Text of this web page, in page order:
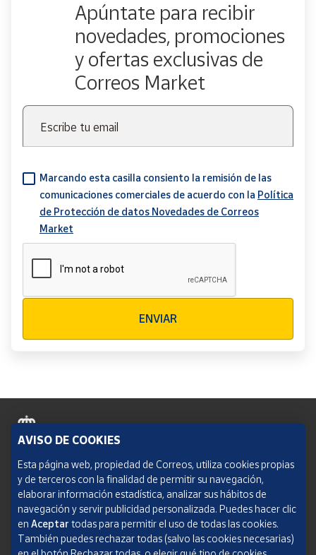
Apúntate para recibir
novedades, promociones
y ofertas exclusivas de
Correos Market
Escribe tu email
Marcando esta casilla consiento la remisión de las
comunicaciones comerciales de acuerdo con la Política
de Protección de datos Novedades de Correos
Market
ENVIAR
Política de cookies
Aviso legal
Condiciones del servicio
Política de Privacidad Web
AVISO DE COOKIES
Esta página web, propiedad de Correos, utiliza cookies propias
y de terceros con la finalidad de permitir su navegación,
elaborar información estadística, analizar sus hábitos de
navegación y servir publicidad personalizada. Puedes hacer clic
en Aceptar todas para permitir el uso de todas las cookies.
También puedes rechazar todas (salvo las cookies necesarias)